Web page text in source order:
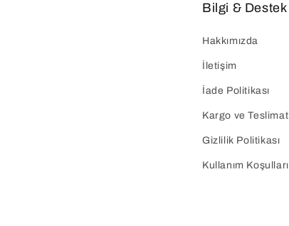
Bilgi & Destek
Hakkımızda
İletişim
İade Politikası
Kargo ve Teslimat
Gizlilik Politikası
Kullanım Koşulları